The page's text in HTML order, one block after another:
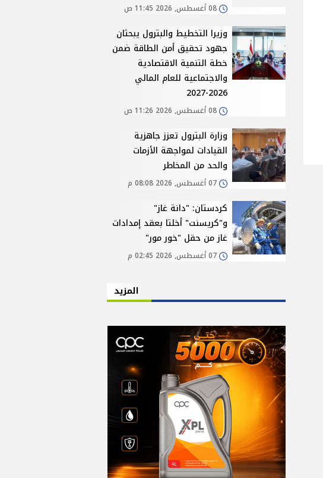
08 أغسطس, 2026 11:45 ص
وزيرا التخطيط والبترول يبحثان
جهود تحقيق أمن الطاقة ضمن
خطة التنمية الاقتصادية
والاجتماعية للعام المالي
2026-2027
08 أغسطس, 2026 11:26 ص
وزارة البترول تعزز جاهزية
القيادات لمواجهة الأزمات
والحد من المخاطر
07 أغسطس, 2026 08:08 م
كردستان: "دانة غاز"
و"كريسنت" أخلتا بعقد إمدادات
غاز من حقل "خور مور"
07 أغسطس, 2026 02:45 م
المزيد